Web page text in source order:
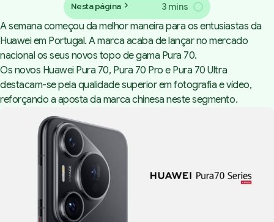
Nesta página 3 mins
A semana começou da melhor maneira para os entusiastas da
Huawei em Portugal. A marca acaba de lançar no mercado
nacionalos seus novos topo de gama Pura 70.
Os novos Huawei Pura 70, Pura 70 Pro e Pura 70 Ultra
destacam-se pela qualidade superior em fotografia e vídeo,
reforçando a aposta da marca chinesa neste segmento.